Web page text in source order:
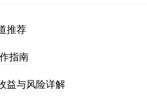
推荐
指南
益与风险详解